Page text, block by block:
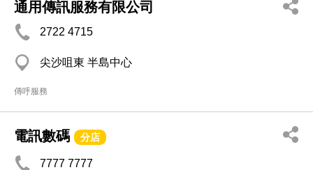
通用傳訊服務有限公司
2722 4715
尖沙咀東 半島中心
傳呼服務
電訊數碼 分店
7777 7777